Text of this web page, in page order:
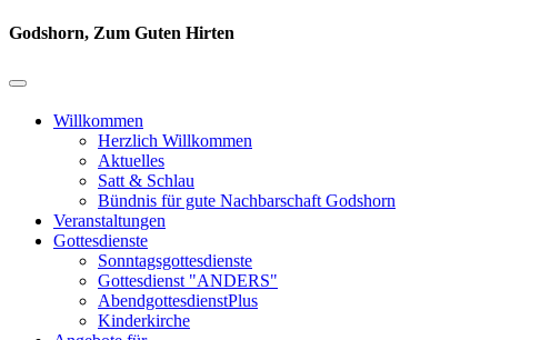
Godshorn, Zum Guten Hirten
Willkommen
Herzlich Willkommen
Aktuelles
Satt & Schlau
Bündnis für gute Nachbarschaft Godshorn
Veranstaltungen
Gottesdienste
Sonntagsgottesdienste
Gottesdienst "ANDERS"
AbendgottesdienstPlus
Kinderkirche